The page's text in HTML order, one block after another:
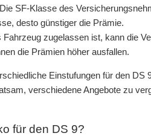
Die SF-Klasse des
desto günstiger die Prämie.
Fahrzeug zugelassen ist, kann die
die Prämien höher ausfallen.
Einstufungen für den DS
verschiedene Angebote zu
für den DS 9?